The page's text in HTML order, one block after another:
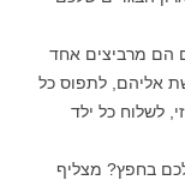
הם מרביצים אחד
אליהם, לתפוס כל
לשלוח כל ילד
בחפץ? מצליף